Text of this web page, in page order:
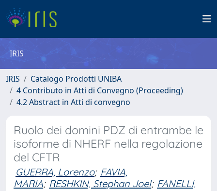
IRIS
IRIS
Catalogo Prodotti UNIBA
4 Contributo in Atti di Convegno (Proceeding)
4.2 Abstract in Atti di convegno
Ruolo dei domini PDZ di entrambe le
isoforme di NHERF nella regolazione
del CFTR
GUERRA, Lorenzo; FAVIA,
MARIA; RESHKIN, Stephan Joel; FANELLI,